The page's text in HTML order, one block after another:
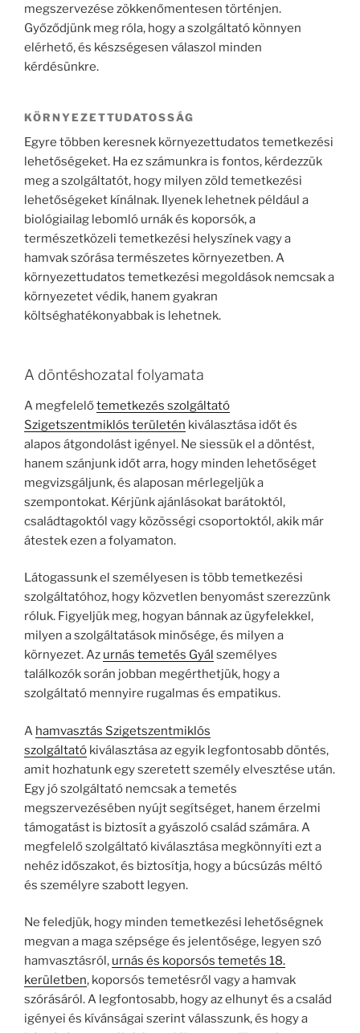
megszervezése zökkenőmentesen történjen.
Győződjünk meg róla, hogy a szolgáltató könnyen
elérhető, és készségesen válaszol minden
kérdésünkre.
KÖRNYEZETTUDATOSSÁG
Egyre többen keresnek környezettudatos temetkezési
lehetőségeket. Ha ez számunkra is fontos, kérdezzük
meg a szolgáltatót, hogy milyen zöld temetkezési
lehetőségeket kínálnak. Ilyenek lehetnek például a
biológiailag lebomló urnák és koporsók, a
természetközeli temetkezési helyszínek vagy a
hamvak szórása természetes környezetben. A
környezettudatos temetkezési megoldások nemcsak a
környezetet védik, hanem gyakran
költséghatékonyabbak is lehetnek.
A döntéshozatal folyamata
A megfelelőtemetkezés szolgáltató
Szigetszentmiklós területén kiválasztása időt és
alapos átgondolást igényel. Ne siessük el a döntést,
hanem szánjunk időt arra, hogy minden lehetőséget
megvizsgáljunk, és alaposan mérlegeljük a
szempontokat. Kérjünk ajánlásokat barátoktól,
családtagoktól vagy közösségi csoportoktól, akik már
átestek ezen a folyamaton.
Látogassunk el személyesen is több temetkezési
szolgáltatóhoz, hogy közvetlen benyomást szerezzünk
róluk. Figyeljük meg, hogyan bánnak az ügyfelekkel,
milyen a szolgáltatások minősége, és milyen a
környezet. Az urnás temetés Gyál személyes
találkozók során jobban megérthetjük, hogy a
szolgáltató mennyire rugalmas és empatikus.
A hamvasztás Szigetszentmiklós
szolgáltató kiválasztása az egyik legfontosabb döntés,
amit hozhatunk egy szeretett személy elvesztése után.
Egy jó szolgáltató nemcsak a temetés
megszervezésében nyújt segítséget, hanem érzelmi
támogatást is biztosít a gyászoló család számára. A
megfelelő szolgáltató kiválasztása megkönnyíti ezt a
nehéz időszakot, és biztosítja, hogy a búcsúzás méltó
és személyre szabott legyen.
Ne feledjük, hogy minden temetkezési lehetőségnek
megvan a maga szépsége és jelentősége, legyen szó
hamvasztásról, urnás és koporsós temetés 18.
kerületben, koporsós temetésről vagy a hamvak
szórásáról. A legfontosabb, hogy az elhunyt és a család
igényei és kívánságai szerint válasszunk, és hogy a